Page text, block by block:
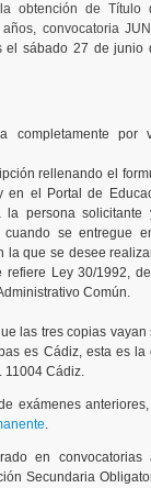
obtención de Título
convocatoria
el sábado 27 de junio
completamente por
rellenando el
el Portal de
persona
se entregue
la que se desee
Ley 30/1992,
Común.
las tres copias
es Cádiz, esta es
11004 Cádiz.
exámenes
.
en
Secundaria